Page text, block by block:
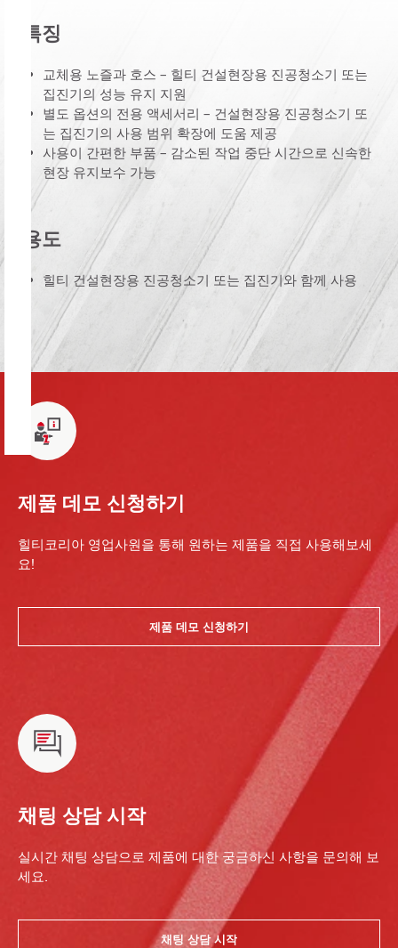
특징
교체용 노즐과 호스 – 힐티 건설현장용 진공청소기 또는
집진기의 성능 유지 지원
별도 옵션의 전용 액세서리 – 건설현장용 진공청소기 또
는 집진기의 사용 범위 확장에 도움 제공
사용이 간편한 부품 – 감소된 작업 중단 시간으로 신속한
현장 유지보수 가능
용도
힐티 건설현장용 진공청소기 또는 집진기와 함께 사용
제품 데모 신청하기
힐티코리아 영업사원을 통해 원하는 제품을 직접 사용해보세
요!
제품 데모 신청하기
채팅 상담 시작
실시간 채팅 상담으로 제품에 대한 궁금하신 사항을 문의해 보
세요.
채팅 상담 시작